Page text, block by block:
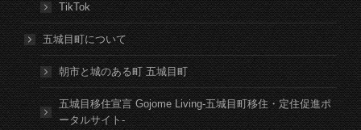
TikTok
五城目町について
朝市と城のある町 五城目町
五城目移住宣言 Gojome Living-五城目町移住・定住促進ポ
ータルサイト-